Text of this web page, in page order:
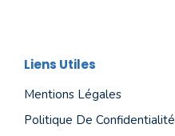
Liens Utiles
Mentions Légales
Politique De Confidentialité